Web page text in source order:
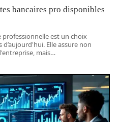
bancaires pro disponibles
professionnelle est un choix
Elle assure non
mais…